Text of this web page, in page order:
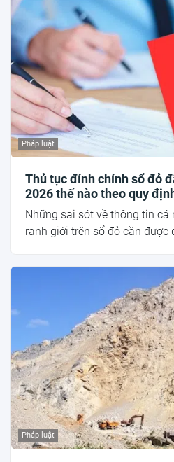
Pháp luật
Thủ tục đính chính sổ đỏ
2026 thế nào theo quy
Những sai sót về thông tin cá
ranh giới trên sổ đỏ cần được
Pháp luật